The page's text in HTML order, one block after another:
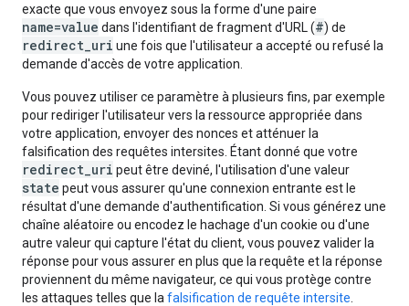
exacte que vous envoyez sous la forme d'une paire
name=value dans l'identifiant de fragment d'URL (#) de
redirect_uri une fois que l'utilisateur a accepté ou refusé la
demande d'accès de votre application.
Vous pouvez utiliser ce paramètre à plusieurs fins, par exemple
pour rediriger l'utilisateur vers la ressource appropriée dans
votre application, envoyer des nonces et atténuer la
falsification des requêtes intersites. Étant donné que votre
redirect_uri peut être deviné, l'utilisation d'une valeur
state peut vous assurer qu'une connexion entrante est le
résultat d'une demande d'authentification. Si vous générez une
chaîne aléatoire ou encodez le hachage d'un cookie ou d'une
autre valeur qui capture l'état du client, vous pouvez valider la
réponse pour vous assurer en plus que la requête et la réponse
proviennent du même navigateur, ce qui vous protège contre
les attaques telles que la falsification de requête intersite